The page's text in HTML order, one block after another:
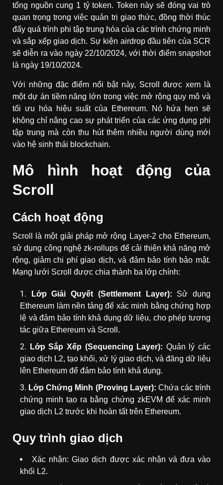
tổng nguồn cung 1 tỷ token. Token này sẽ đóng vai trò
quan trọng trong việc quản trị giao thức, đồng thời thúc
đẩy quá trình phi tập trung hóa của các trình chứng minh
và sắp xếp giao dịch. Sự kiện airdrop đầu tiên của SCR
sẽ diễn ra vào ngày 22/10/2024, với thời điểm snapshot
là ngày 19/10/2024.
Với những đặc điểm nổi bật này, Scroll được xem là
một dự án tiềm năng lớn trong việc mở rộng quy mô và
tối ưu hóa hiệu suất của Ethereum. Nó hứa hẹn sẽ
không chỉ nâng cao sự phát triển của các ứng dụng phi
tập trung mà còn thu hút thêm nhiều người dùng mới
vào hệ sinh thái blockchain.
Mô hình hoạt động của
Scroll
Cách hoạt động
Scroll là một giải pháp mở rộng Layer-2 cho Ethereum,
sử dụng công nghệ zk-rollups để cải thiện khả năng mở
rộng, giảm chi phí giao dịch, và đảm bảo tính bảo mật.
Mạng lưới Scroll được chia thành ba lớp chính:
Lớp Giải Quyết (Settlement Layer): Sử dụng
Ethereum làm nền tảng để xác minh bằng chứng hợp
lệ và đảm bảo tính khả dụng dữ liệu, cho phép tương
tác giữa Ethereum và Scroll.
Lớp Sắp Xếp (Sequencing Layer): Quản lý các
giao dịch L2, tạo khối, xử lý giao dịch, và đăng dữ liệu
lên Ethereum để đảm bảo tính khả dụng.
Lớp Chứng Minh (Proving Layer): Chứa các trình
chứng minh tạo ra bằng chứng zkEVM để xác minh
giao dịch L2 trước khi hoàn tất trên Ethereum.
Quy trình giao dịch
Xác nhận: Giao dịch được xác nhận và đưa vào
khối L2.